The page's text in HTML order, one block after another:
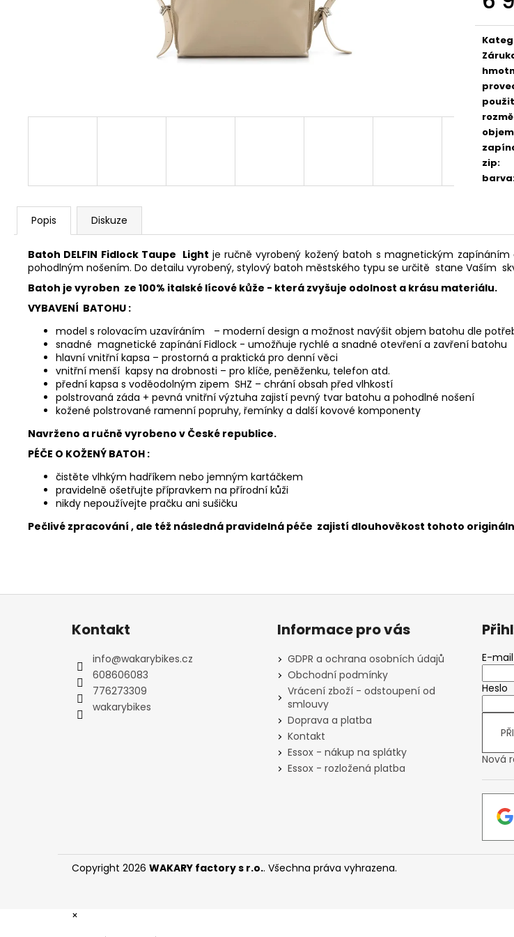
cena:
objem
zip:
barva
Popis Diskuze
Batoh DELFIN Fidlock Taupe Light je ručně vyrobený kožený batoh s magnetickým
pohodlným nošením. Do detailu vyrobený, stylový batoh městského typu se určitě stane Vaším
Batoh je vyroben ze 100% italské lícové kůže - která zvyšuje odolnost a krásu materiálu.
VYBAVENÍ BATOHU :
model s rolovacím uzavíráním
– moderní design a možnost navýšit objem batohu dle
snadné magnetické zapínání Fidlock - umožňuje rychlé a snadné otevření a zavření batohu
hlavní vnitřní kapsa – prostorná a praktická pro denní věci
vnitřní menší kapsy na drobnosti – pro klíče, peněženku, telefon atd.
přední kapsa s voděodolným zipem SHZ – chrání obsah před vlhkostí
polstrovaná záda + pevná vnitřní výztuha zajistí pevný tvar batohu a pohodlné nošení
kožené polstrované ramenní popruhy, řemínky a další kovové komponenty
Navrženo a ručně vyrobeno v České republice.
PÉČE O KOŽENÝ BATOH :
čistěte vlhkým hadříkem nebo jemným kartáčkem
pravidelně ošetřujte přípravkem na přírodní kůži
nikdy nepoužívejte pračku ani sušičku
Pečlivé zpracování , ale též následná pravidelná péče zajistí dlouhověkost tohoto
FAVORIT PÁNSKÝ - REDESIGN SPORT FAVORIT DÁMSKÝ - REDESIGN URBAN
BIKE BY WAKARY
27 800 Kč
Z
Kontakt
info@wakarybikes.cz
608606083
776273309
wakarybikes
Informace pro vás
GDPR a ochrana osobních údajů
Obchodní podmínky
Vrácení zboží - odstoupení od
smlouvy
Doprava a platba
Kontakt
Essox - nákup na splátky
Essox - rozložená platba
E-mail
Heslo
Nová
Copyright 2026 WAKARY factory s r.o.. Všechna práva vyhrazena.
×